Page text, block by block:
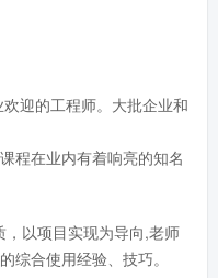
迎的工程师。大批企业和
程在业内有着响亮的知名
以项目实现为导向,老师
综合使用经验、技巧。